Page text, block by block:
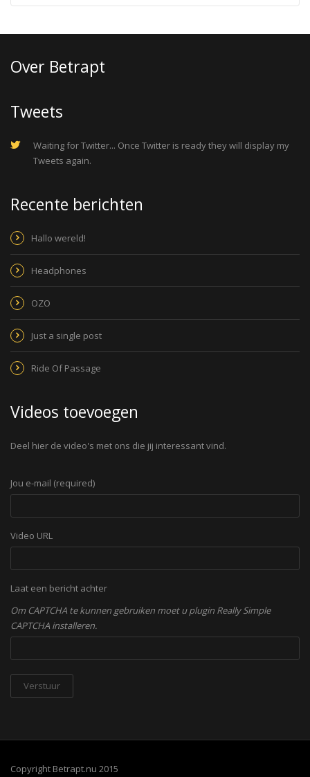
Over Betrapt
Tweets
Waiting for Twitter... Once Twitter is ready they will display my
Tweets again.
Recente berichten
Hallo wereld!
Headphones
OZO
Just a single post
Ride Of Passage
Videos toevoegen
Deel hier de video's met ons die jij interessant vind.
Jou e-mail (required)
Video URL
Laat een bericht achter
Om CAPTCHA te kunnen gebruiken moet u plugin Really Simple
CAPTCHA installeren.
Copyright Betrapt.nu 2015